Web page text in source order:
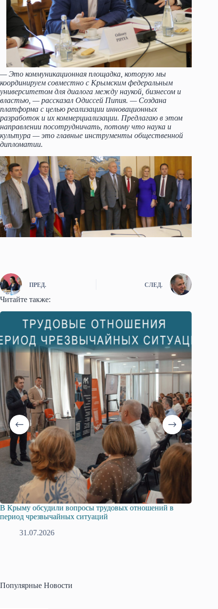
— Это коммуникационная площадка, которую мы
координируем совместно с Крымским федеральным
университетом для диалога между наукой, бизнесом и
властью, — рассказал Одиссей Пипия. — Создана
платформа с целью реализации инновационных
разработок и их коммерциализации. Предлагаю в этом
направлении посотрудничать, потому что наука и
культура — это главные инструменты общественной
дипломатии.
ПРЕД. СЛЕД.
Читайте также:
В Крыму обсудили вопросы трудовых отношений в
период чрезвычайных ситуаций
31.07.2026
Популярные Новости